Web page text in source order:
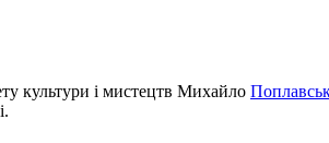
культури і мистецтв Михайло